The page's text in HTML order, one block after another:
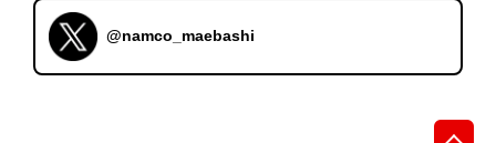
@namco_maebashi